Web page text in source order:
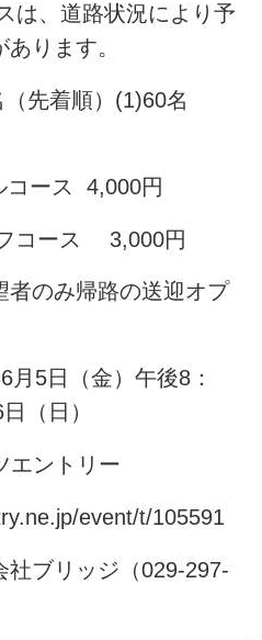
路状況により予
ります。
先着順）(1)60名
ース 4,000円
ス 3,000円
路の送迎オプ
5日（金）午後8：
（日）
ントリー
event/t/105591
ブリッジ（029-297-